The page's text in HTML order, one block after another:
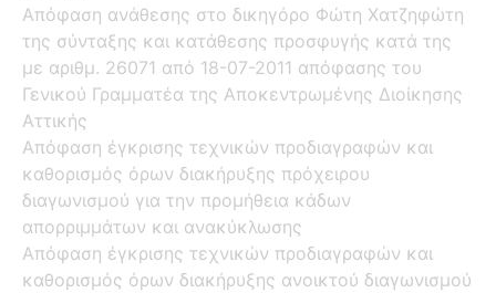
Απόφαση ανάθεσης στο δικηγόρο Φώτη Χατζηφώτη
της σύνταξης και κατάθεσης προσφυγής κατά της
με αριθμ. 26071 από 18-07-2011 απόφασης του
Γενικού Γραμματέα της Αποκεντρωμένης Διοίκησης
Αττικής
Απόφαση έγκρισης τεχνικών προδιαγραφών και
καθορισμός όρων διακήρυξης πρόχειρου
διαγωνισμού για την προμήθεια κάδων
απορριμμάτων και ανακύκλωσης
Απόφαση έγκρισης τεχνικών προδιαγραφών και
καθορισμός όρων διακήρυξης ανοικτού διαγωνισμού